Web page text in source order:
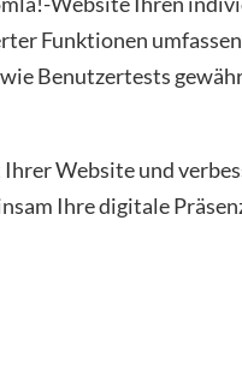
Funktionen
Benutzertests
Website und
Ihre digitale